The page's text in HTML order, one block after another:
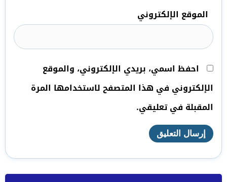
الموقع الإلكتروني
احفظ اسمي، بريدي الإلكتروني، والموقع
الإلكتروني في هذا المتصفح لاستخدامها المرة
المقبلة في تعليقي.